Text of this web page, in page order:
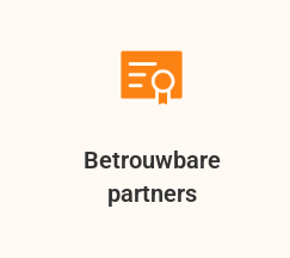
Betrouwbare
partners